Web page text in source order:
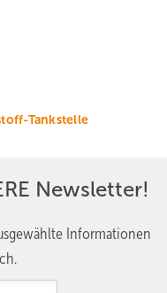
Tankstelle
Newsletter!
Informationen